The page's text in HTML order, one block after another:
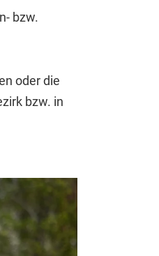
bzw.
oder die
bzw. in